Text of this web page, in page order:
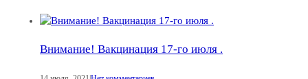
Внимание! Вакцинация 17-го июля .